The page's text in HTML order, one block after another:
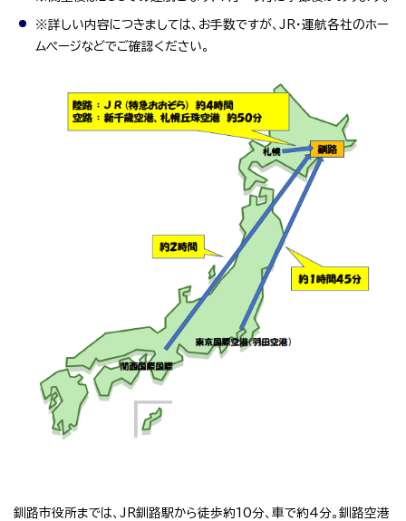
※詳しい内容につきましては、お手数ですが、JR・運航各社のホー
ムページなどでご確認ください。
釧路市役所までは、JR釧路駅から徒歩約10分、車で約4分。釧路空港